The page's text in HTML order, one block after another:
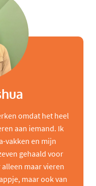
omdat het heel
aan iemand. Ik
vakken en mijn
gehaald voor
maar vieren
maar ook van